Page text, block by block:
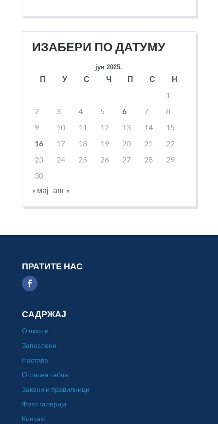
ИЗАБЕРИ ПО ДАТУМУ
јун 2025.
П У С Ч П С
Н
1
2
3 4 5 6 7
8
9
10 11 12 13 14
15
16
17 18 19 20 21
22
23
24 25 26 27 28
29
30
« мај авг »
ПРАТИТЕ НАС
САДРЖАЈ
О школи
Запослени
Настава
Огласна табла
Закони и правилници
Фото галеријa
Контакт